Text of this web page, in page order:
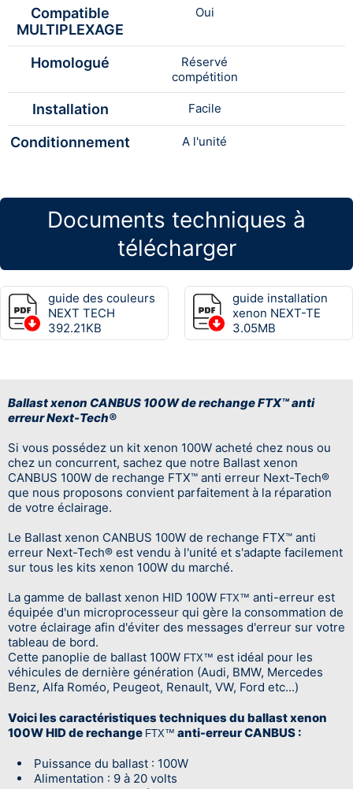
Compatible
MULTIPLEXAGE
Oui
Homologué
Réservé
compétition
Installation Facile
Conditionnement A l'unité
Documents techniques à
télécharger
guide des couleurs
NEXT TECH
392.21KB
guide installation
xenon NEXT-TE
3.05MB
Ballast xenon CANBUS 100W de rechange FTX™ anti
erreur Next-Tech®
Si vous possédez un kit xenon 100W acheté chez nous ou
chez un concurrent, sachez que notre Ballast xenon
CANBUS 100W de rechange FTX™ anti erreur Next-Tech®
que nous proposons convient parfaitement à la réparation
de votre éclairage.
Le Ballast xenon CANBUS 100W de rechange FTX™ anti
erreur Next-Tech® est vendu à l'unité et s'adapte facilement
sur tous les kits xenon 100W du marché.
La gamme de ballast xenon HID 100W FTX™ anti-erreur est
équipée d'un microprocesseur qui gère la consommation de
votre éclairage afin d'éviter des messages d'erreur sur votre
tableau de bord.
Cette panoplie de ballast 100W FTX™ est idéal pour les
véhicules de dernière génération (Audi, BMW, Mercedes
Benz, Alfa Roméo, Peugeot, Renault, VW, Ford etc...)
Voici les caractéristiques techniques du ballast xenon
100W HID de rechange FTX™ anti-erreur CANBUS :
Puissance du ballast : 100W
Alimentation : 9 à 20 volts